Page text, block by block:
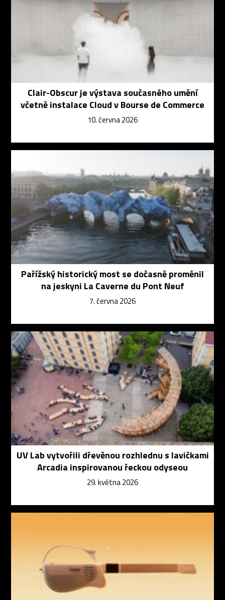
Clair-Obscur je výstava současného umění
včetně instalace Cloud v Bourse de Commerce
10. června 2026
Pařížský historický most se dočasně proměnil
na jeskyni La Caverne du Pont Neuf
7. června 2026
UV Lab vytvořili dřevěnou rozhlednu s lavičkami
Arcadia inspirovanou řeckou odyseou
29. května 2026